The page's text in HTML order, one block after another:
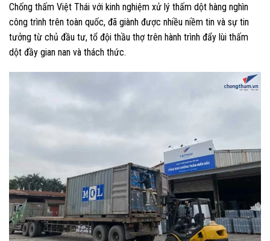
Chống thấm Việt Thái với kinh nghiệm xử lý thấm dột hàng nghìn
công trình trên toàn quốc, đã giành được nhiều niềm tin và sự tin
tưởng từ chủ đầu tư, tổ đội thầu thợ trên hành trình đẩy lùi thấm
dột đầy gian nan và thách thức.